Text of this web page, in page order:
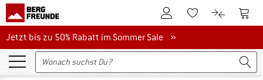
Zum KundenkontoZum Merkzettel.
Zum Zum
Jetzt bis zu 50% Rabatt im Sommer Sale
Jetzt bis zu 50% Rabatt im Sommer Sale »